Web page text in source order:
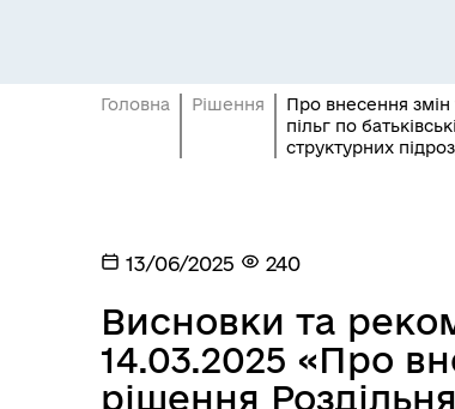
Засідання постійних комісій
Головна Рішення
Про внесення змін
пільг по
структурних
13/06/2025 240
Висновки та
14.03.2025 «Про
рішення